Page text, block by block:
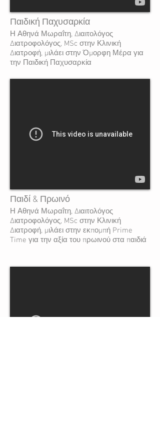
Παιδική Παχυσαρκία
Η Αθηνά Μωραΐτη, Διαιτολόγος
Διατροφολόγος, MSc στην Κλινική
Διατροφή, μιλάει στην Όμορφη Μέρα για
την Παιδική Παχυσαρκία
Παιδί & Πρωινό
Η Αθηνά Μωραΐτη, Διαιτολόγος
Διατροφολόγος, MSc στην Κλινική
Διατροφή, μιλάει στην εκπομπή Prime
Time για την αξία του πρωινού στα παιδιά